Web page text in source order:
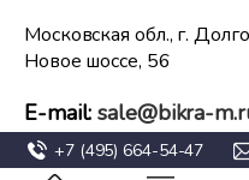
+7 (495) 664-54-47
Московская обл., г.
Новое шоссе, 56
E-mail:sale@bikra-